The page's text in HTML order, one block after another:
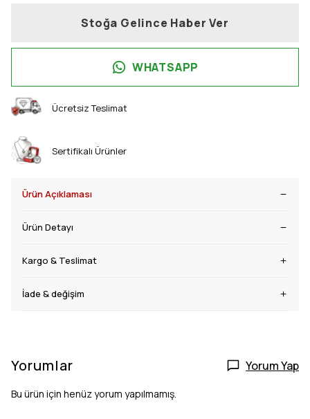
Stoğa Gelince Haber Ver
WHATSAPP
Ücretsiz Teslimat
Sertifikalı Ürünler
Ürün Açıklaması
Ürün Detayı
Kargo & Teslimat
İade & değişim
Yorumlar Yorum Yap
Bu ürün için henüz yorum yapılmamış.